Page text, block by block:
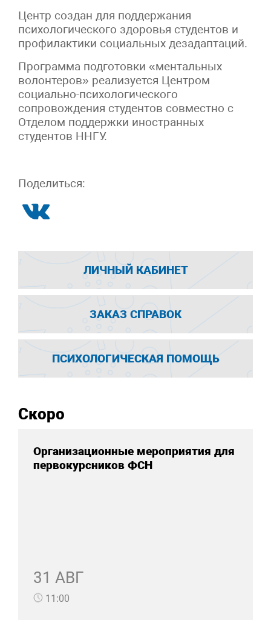
Центр создан для поддержания
психологического здоровья студентов и
профилактики социальных дезадаптаций.
Программа подготовки «ментальных
волонтеров» реализуется Центром
социально-психологического
сопровождения студентов совместно с
Отделом поддержки иностранных
студентов ННГУ.
Поделиться:
ЛИЧНЫЙ КАБИНЕТ
ЗАКАЗ СПРАВОК
ПСИХОЛОГИЧЕСКАЯ ПОМОЩЬ
Скоро
Организационные мероприятия для
первокурсников ФСН
31 АВГ
11:00